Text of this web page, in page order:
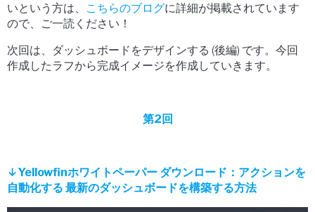
いという方は、
こちらのブログに詳細が掲載されています
ので、
ご一読ください！
次回は、
ダッシュボードをデザインする (後編) です。 今回
作成したラフから完成イメージを作成していきます。
第2回
↓Yellowfinホワイトペーパー ダウンロード：アクションを
自動化する 最新のダッシュボードを構築する方法